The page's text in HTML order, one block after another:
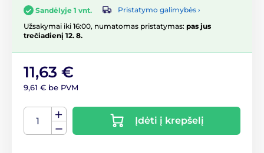
Sandėlyje 1 vnt.
Pristatymo galimybės ›
Užsakymai iki 16:00, numatomas pristatymas: pas jus
trečiadienį 12. 8.
11,63 €
9,61 € be PVM
Įdėti į krepšelį